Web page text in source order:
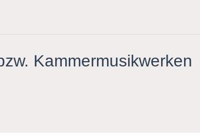
Kammermusikwerken